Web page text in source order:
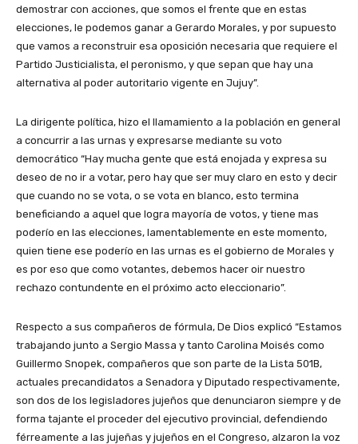
demostrar con acciones, que somos el frente que en estas
elecciones, le podemos ganar a Gerardo Morales, y por supuesto
que vamos a reconstruir esa oposición necesaria que requiere el
Partido Justicialista, el peronismo, y que sepan que hay una
alternativa al poder autoritario vigente en Jujuy”.
La dirigente política, hizo el llamamiento a la población en general
a concurrir a las urnas y expresarse mediante su voto
democrático “Hay mucha gente que está enojada y expresa su
deseo de no ir a votar, pero hay que ser muy claro en esto y decir
que cuando no se vota, o se vota en blanco, esto termina
beneficiando a aquel que logra mayoría de votos, y tiene mas
poderío en las elecciones, lamentablemente en este momento,
quien tiene ese poderío en las urnas es el gobierno de Morales y
es por eso que como votantes, debemos hacer oir nuestro
rechazo contundente en el próximo acto eleccionario”.
Respecto a sus compañeros de fórmula, De Dios explicó “Estamos
trabajando junto a Sergio Massa y tanto Carolina Moisés como
Guillermo Snopek, compañeros que son parte de la Lista 501B,
actuales precandidatos a Senadora y Diputado respectivamente,
son dos de los legisladores jujeños que denunciaron siempre y de
forma tajante el proceder del ejecutivo provincial, defendiendo
férreamente a las jujeñas y jujeños en el Congreso, alzaron la voz